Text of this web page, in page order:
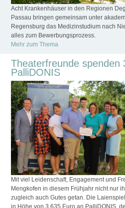
Acht Krankenhäuser in den Regionen
Passau bringen gemeinsam unter
Regensburg das Medizinstudium nach
alles zum Bewerbungsprozess.
Mehr zum Thema
Theaterfreunde spenden
PalliDONIS
Mit viel Leidenschaft, Engagement und
Mengkofen in diesem Frühjahr nicht nur
zugleich auch Gutes getan. Die
in Höhe von 3.635 Euro an PalliDONIS,